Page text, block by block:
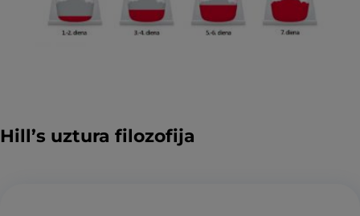
Hill’s uztura filozofija